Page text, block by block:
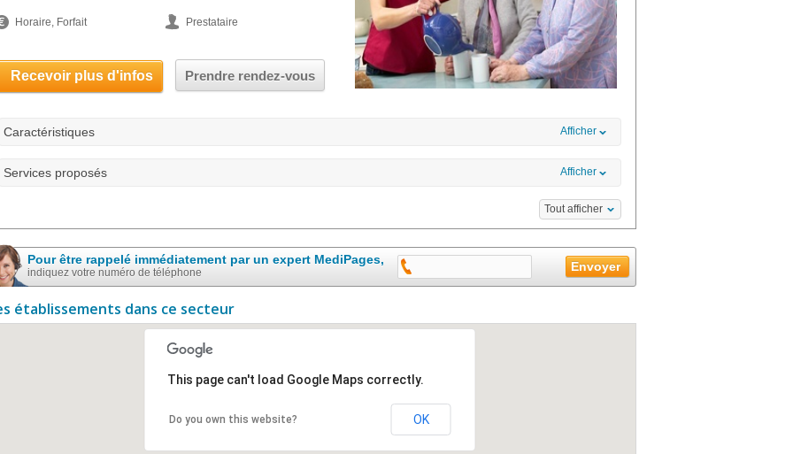
Horaire, Forfait Prestataire
Recevoir plus d'infos Prendre rendez-vous
Caractéristiques Afficher
Services proposés Afficher
Tout afficher
Pour être rappelé immédiatement par un expert MediPages,
indiquez votre numéro de téléphone
établissements dans ce secteur
This page can't load Google Maps correctly.
Do you own this website? OK